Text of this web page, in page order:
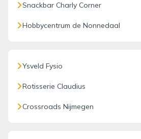
Snackbar Charly Corner
Hobbycentrum de Nonnedaal
Ysveld Fysio
Rotisserie Claudius
Crossroads Nijmegen